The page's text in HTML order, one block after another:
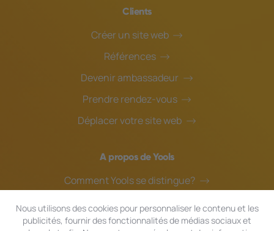
Clients
Créer un site web
Références
Devenir ambassadeur
Prendre rendez-vous
Déplacer votre site web
A propos de Yools
Comment Yools se distingue?
Blog
Nous utilisons des cookies pour personnaliser le contenu et les
publicités, fournir des fonctionnalités de médias sociaux et